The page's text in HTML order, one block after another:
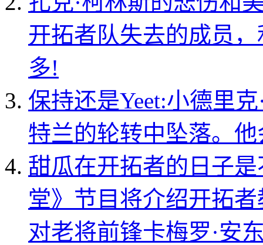
开拓者队失去的成员
多!
保持还是Yeet:小德里克
特兰的轮转中坠落。他
甜瓜在开拓者的日子
堂》节目将介绍开拓
对老将前锋卡梅罗·安